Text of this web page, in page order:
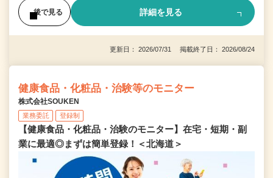
後で見る 詳細を見る
更新日： 2026/07/31 掲載終了日： 2026/08/24
健康食品・化粧品・治験等のモニター
株式会社SOUKEN
業務委託 登録制
【健康食品・化粧品・治験のモニター】在宅・短期・副
業に最適◎まずは簡単登録！＜北海道＞